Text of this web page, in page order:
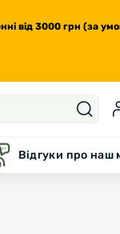
від 3000 грн (за
Відгуки про наш